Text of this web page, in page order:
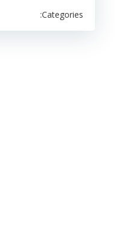
Categories: